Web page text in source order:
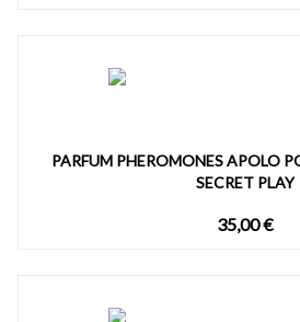
PARFUM PHEROMONES APOLO
SECRET PLAY
35,00 €